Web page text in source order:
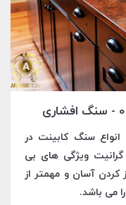
سنگ کابینت در
ویژگی های بی
کردن آسان و مهمتر از
می باشد.